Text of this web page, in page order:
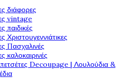
διάφορες
vintage
παιδικές
Χριστουγεννιάτικες
Πασχαλινές
καλοκαιρινές
Decoupage | Λουλούδια &